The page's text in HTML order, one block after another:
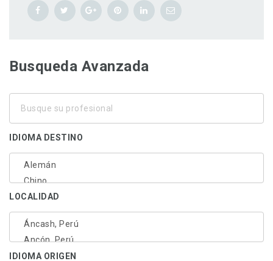
Busqueda Avanzada
IDIOMA DESTINO
LOCALIDAD
IDIOMA ORIGEN